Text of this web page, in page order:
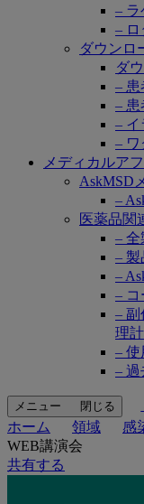
–
–
ダウンロ
ダ
–
–
–
– ワ
メディカルア
AskMSD
–
医薬品関
– 全
–
–
– コ
–
理計
– 使
–
メニュー 閉じる
ホーム
領域 感
WEB講演会
共有する